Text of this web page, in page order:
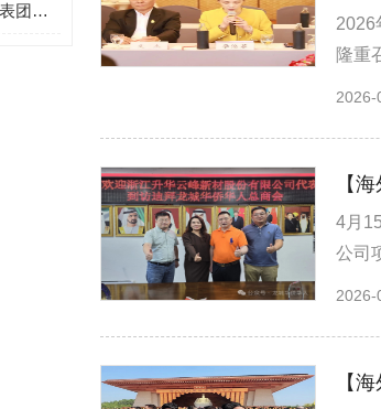
上海市第十人民医院代表团到访泰中侨商联合会，共商中泰医疗合作新篇章
2026
隆重
2026-
【
4月
公司
2026-
【